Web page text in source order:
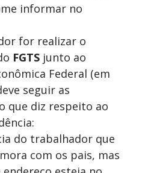
informar no
for realizar o
FGTS junto ao
Federal (em
seguir as
que diz respeito ao
do trabalhador que
com os pais, mas